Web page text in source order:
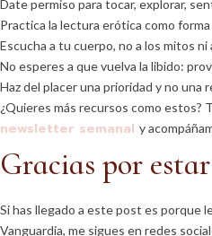
Date permiso para tocar, explorar,
Practica la lectura erótica como
Escucha a tu cuerpo, no a los mitos
No esperes a que vuelva la libido:
Haz del placer una prioridad y no una
¿Quieres más recursos como estos?
newsletter semanal y
Gracias por
Si has llegado a este post es porque
Vanguardia, me sigues en redes